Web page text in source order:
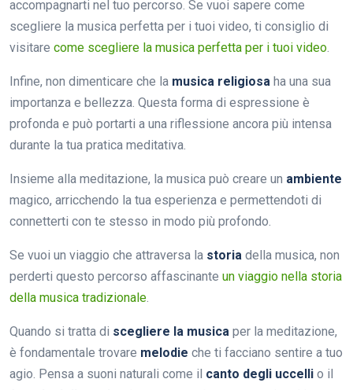
accompagnarti nel tuo percorso. Se vuoi sapere come
scegliere la musica perfetta per i tuoi video, ti consiglio di
visitare come scegliere la musica perfetta per i tuoi video.
Infine, non dimenticare che la musica religiosa ha una sua
importanza e bellezza. Questa forma di espressione è
profonda e può portarti a una riflessione ancora più intensa
durante la tua pratica meditativa.
Insieme alla meditazione, la musica può creare un ambiente
magico, arricchendo la tua esperienza e permettendoti di
connetterti con te stesso in modo più profondo.
Se vuoi un viaggio che attraversa la storia della musica, non
perderti questo percorso affascinante un viaggio nella storia
della musica tradizionale.
Quando si tratta di scegliere la musica per la meditazione,
è fondamentale trovare melodie che ti facciano sentire a tuo
agio. Pensa a suoni naturali come il canto degli uccelli o il